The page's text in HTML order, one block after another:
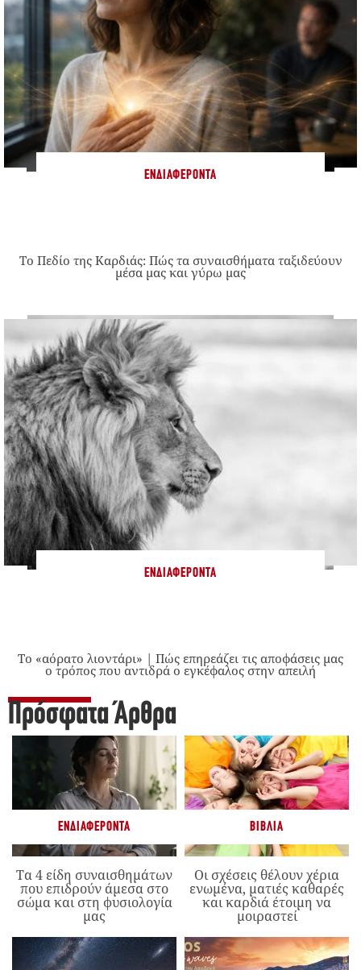
ΕΝΔΙΑΦΈΡΟΝΤΑ
Το Πεδίο της Καρδιάς: Πώς τα συναισθήματα ταξιδεύουν
μέσα μας και γύρω μας
ΕΝΔΙΑΦΈΡΟΝΤΑ
Το «αόρατο λιοντάρι» | Πώς επηρεάζει τις αποφάσεις μας
ο τρόπος που αντιδρά ο εγκέφαλος στην απειλή
Πρόσφατα Άρθρα
ΕΝΔΙΑΦΈΡΟΝΤΑ
Τα 4 είδη συναισθημάτων
που επιδρούν άμεσα στο
σώμα και στη φυσιολογία
μας
ΒΙΒΛΊΑ
Οι σχέσεις θέλουν χέρια
ενωμένα, ματιές καθαρές
και καρδιά έτοιμη να
μοιραστεί